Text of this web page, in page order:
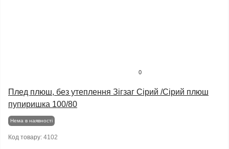
0
Плед плюш, без утеплення Зігзаг Сірий /Сірий плюш
пупиришка 100/80
Нема в наявності
Код товару: 4102